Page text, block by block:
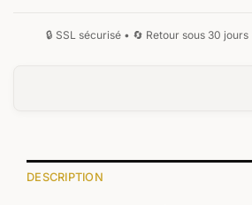
DESCRIPTION